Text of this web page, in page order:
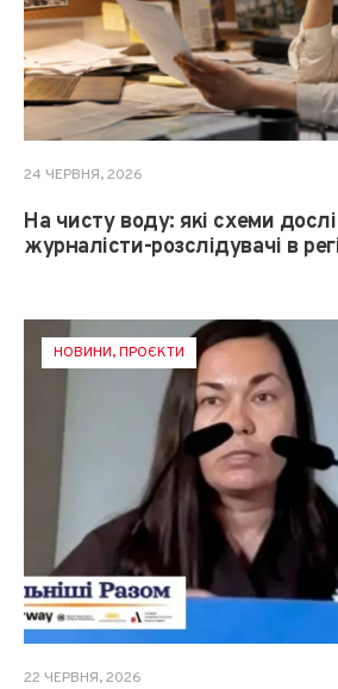
24 ЧЕРВНЯ, 2026
На чисту воду: які схеми
журналісти-розслідувачі в
НОВИНИ,ПРОЄКТИ
22 ЧЕРВНЯ, 2026